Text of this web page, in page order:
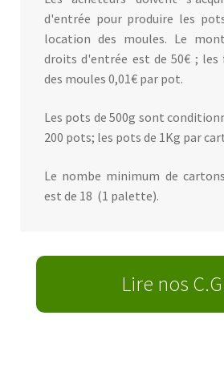
d'entrée pour produire les
location des moules. Le
droits d'entrée est de 50€ ;
des moules 0,01€ par pot.
Les pots de 500g sont
200 pots; les pots de 1Kg par
Le nombe minimum de
est de 18 (1 palette).
Lire nos